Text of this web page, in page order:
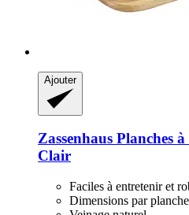
Ajouter
Zassenhaus Planches
Clair
Faciles à entretenir et
Dimensions par